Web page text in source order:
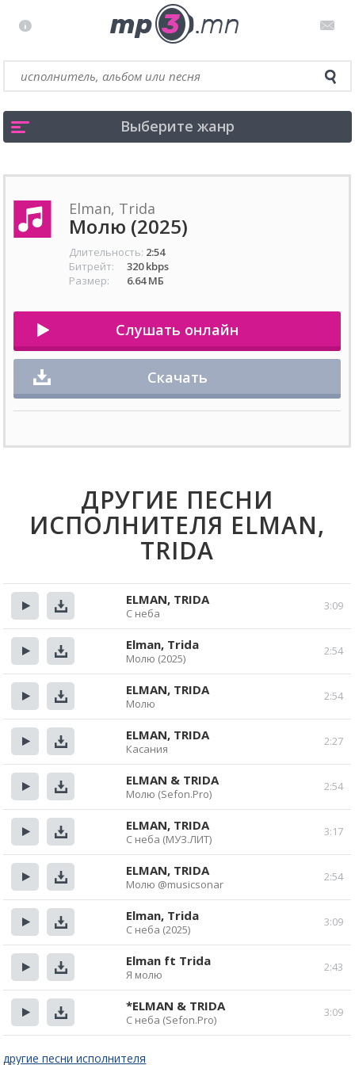
Выберите жанр
Elman, Trida
Молю (2025)
Длительность: 2:54
Битрейт:
320 kbps
Размер:
6.64 МБ
Слушать онлайн
Скачать
ДРУГИЕ ПЕСНИ
ИСПОЛНИТЕЛЯ ELMAN,
TRIDA
Прослушать
Скачать
3:09
ELMAN, TRIDA
С неба
Прослушать
Скачать
2:54
Elman, Trida
Молю (2025)
Прослушать
Скачать
2:54
ELMAN, TRIDA
Молю
Прослушать
Скачать
2:27
ELMAN, TRIDA
Касания
Прослушать
Скачать
2:54
ELMAN & TRIDA
Молю (Sefon.Pro)
Прослушать
Скачать
3:17
ELMAN, TRIDA
С неба (МУЗ.ЛИТ)
Прослушать
Скачать
2:54
ELMAN, TRIDA
Молю @musicsonar
Прослушать
Скачать
3:09
Elman, Trida
С неба (2025)
Прослушать
Скачать
2:43
Elman ft Trida
Я молю
Прослушать
Скачать
3:09
*ELMAN & TRIDA
С неба (Sefon.Pro)
другие песни исполнителя